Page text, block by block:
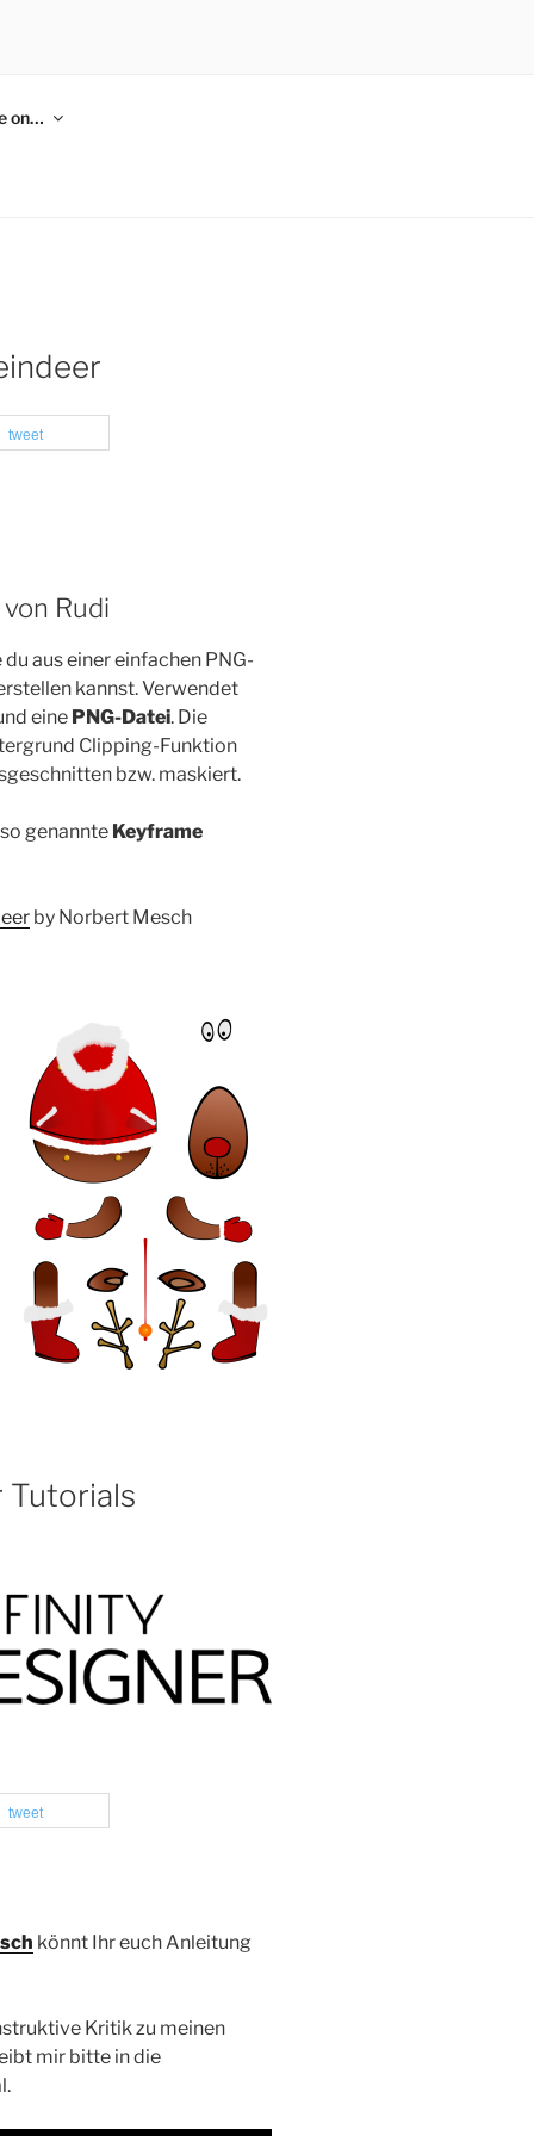
on…
tweet
Rudi
aus einer einfachen PNG-
kannst. Verwendet
eine PNG-Datei. Die
Clipping-Funktion
bzw. maskiert.
genannte Keyframe
by Norbert Mesch
Tutorials
tweet
könnt Ihr euch Anleitung
Kritik zu meinen
mir bitte in die